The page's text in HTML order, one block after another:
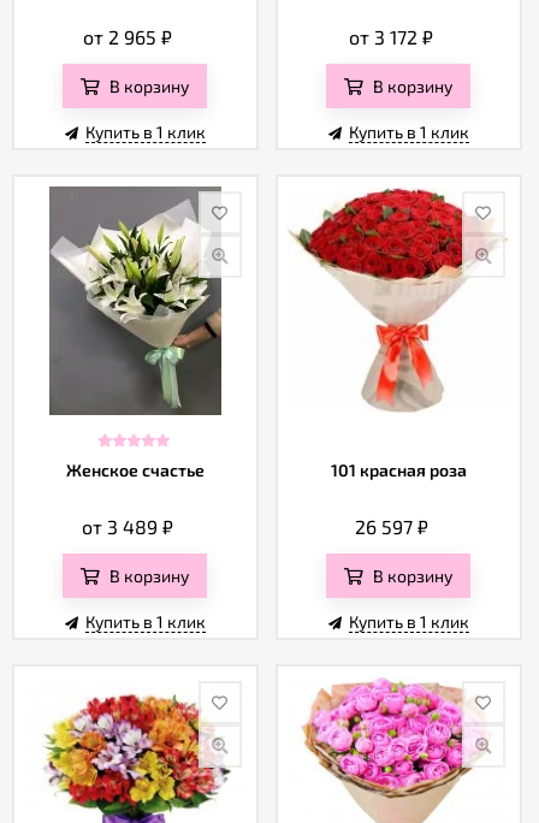
от 2 965₽
В корзину
Купить в 1 клик
от 3 172₽
В корзину
Купить в 1 клик
Женское счастье
от 3 489₽
В корзину
Купить в 1 клик
101 красная роза
26 597 ₽
В корзину
Купить в 1 клик